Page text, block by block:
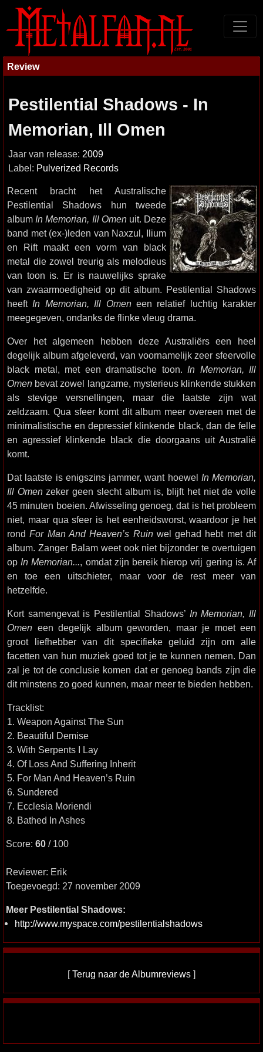
Review
Pestilential Shadows - In
Memorian, Ill Omen
Jaar van release: 2009
Label: Pulverized Records
Recent bracht het Australische
Pestilential Shadows hun tweede
album In Memorian, Ill Omenuit. Deze
band met (ex-)leden van Naxzul, Ilium
en Rift maakt een vorm van black
metal die zowel treurig als melodieus
van toon is. Er is nauwelijks sprake
van zwaarmoedigheid op dit album. Pestilential Shadows
heeft In Memorian, Ill Omeneen relatief luchtig karakter
meegegeven, ondanks de flinke vleug drama.
Over het algemeen hebben deze Australiërs een heel
degelijk album afgeleverd, van voornamelijk zeer sfeervolle
black metal, met een dramatische toon. In Memorian, Ill
Omen bevat zowel langzame, mysterieus klinkende stukken
als stevige versnellingen, maar die laatste zijn wat
zeldzaam. Qua sfeer komt dit album meer overeen met de
minimalistische en depressief klinkende black, dan de felle
en agressief klinkende black die doorgaans uit Australië
komt.
Dat laatste is enigszins jammer, want hoewel In Memorian,
Ill Omenzeker geen slecht album is, blijft het niet de volle
45 minuten boeien. Afwisseling genoeg, dat is het probleem
niet, maar qua sfeer is het eenheidsworst, waardoor je het
rondFor Man And Heaven’s Ruinwel gehad hebt met dit
album. Zanger Balam weet ook niet bijzonder te overtuigen
op In Memorian..., omdat zijn bereik hierop vrij gering is. Af
en toe een uitschieter, maar voor de rest meer van
hetzelfde.
Kort samengevat is Pestilential Shadows’ In Memorian, Ill
Omen een degelijk album geworden, maar je moet een
groot liefhebber van dit specifieke geluid zijn om alle
facetten van hun muziek goed tot je te kunnen nemen. Dan
zal je tot de conclusie komen dat er genoeg bands zijn die
dit minstens zo goed kunnen, maar meer te bieden hebben.
Tracklist:
1. Weapon Against The Sun
2. Beautiful Demise
3. With Serpents I Lay
4. Of Loss And Suffering Inherit
5. For Man And Heaven’s Ruin
6. Sundered
7. Ecclesia Moriendi
8. Bathed In Ashes
Score: 60 / 100
Reviewer: Erik
Toegevoegd: 27 november 2009
Meer Pestilential Shadows:
http://www.myspace.com/pestilentialshadows
[Terug naar de Albumreviews ]